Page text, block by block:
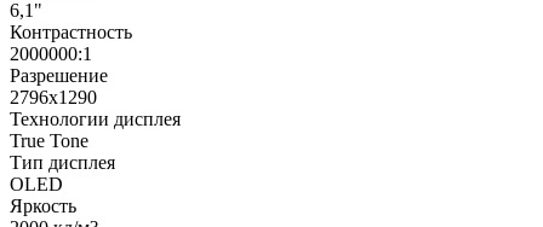
6,1"
Контрастность
2000000:1
Разрешение
2796x1290
Технологии дисплея
True Tone
Тип дисплея
OLED
Яркость